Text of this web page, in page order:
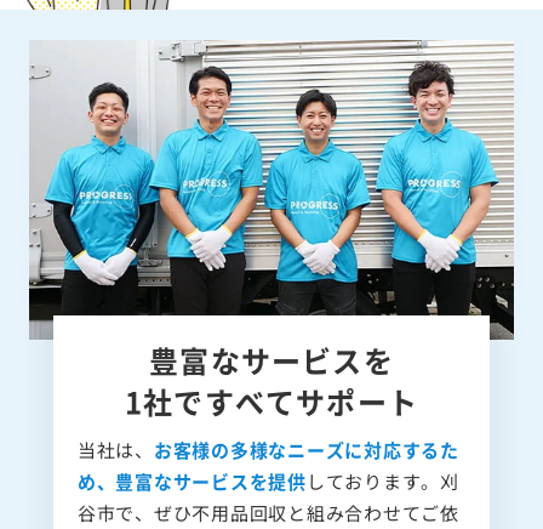
豊富なサービスを
1社ですべてサポート
当社は、 お客様の多様なニーズに対応するた
め、豊富なサービスを提供しております。刈
谷市で、ぜひ不用品回収と組み合わせてご依